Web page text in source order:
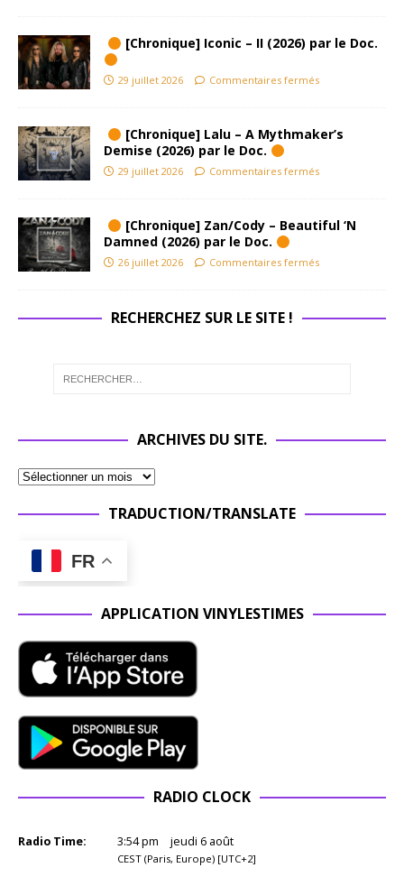
[Chronique] Iconic – II (2026) par le Doc.
29 juillet 2026 Commentaires fermés
[Chronique] Lalu – A Mythmaker’s
Demise (2026) par le Doc.
29 juillet 2026 Commentaires fermés
[Chronique] Zan/Cody – Beautiful ‘N
Damned (2026) par le Doc.
26 juillet 2026 Commentaires fermés
RECHERCHEZ SUR LE SITE !
ARCHIVES DU SITE.
TRADUCTION/TRANSLATE
FR
APPLICATION VINYLESTIMES
RADIO CLOCK
Radio Time: 3:54pm jeudi 6 août
CEST (Paris, Europe) [UTC+2]